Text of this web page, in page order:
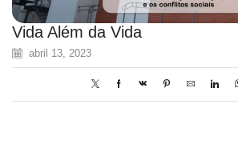
Vida Além da Vida
abril 13, 2023